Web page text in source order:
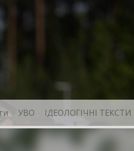
УВО ІДЕОЛОГІЧНІ ТЕКСТИ